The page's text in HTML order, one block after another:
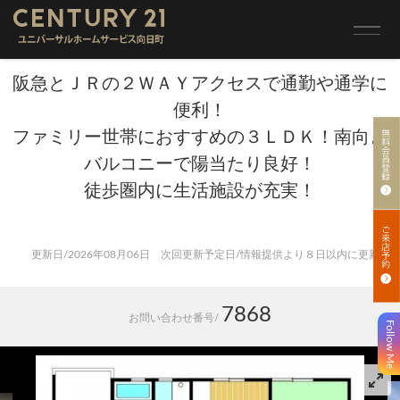
Follow Me
トップ > 売買 検索一覧
竹の台団地D3棟
阪急とＪＲの２ＷＡＹアクセスで通勤や通学に
便利！
ファミリー世帯におすすめの３ＬＤＫ！南向き
バルコニーで陽当たり良好！
徒歩圏内に生活施設が充実！
更新日/2026年08月06日 次回更新予定日/情報提供より８日以内に更新
お問い合わせ番号/ 7868